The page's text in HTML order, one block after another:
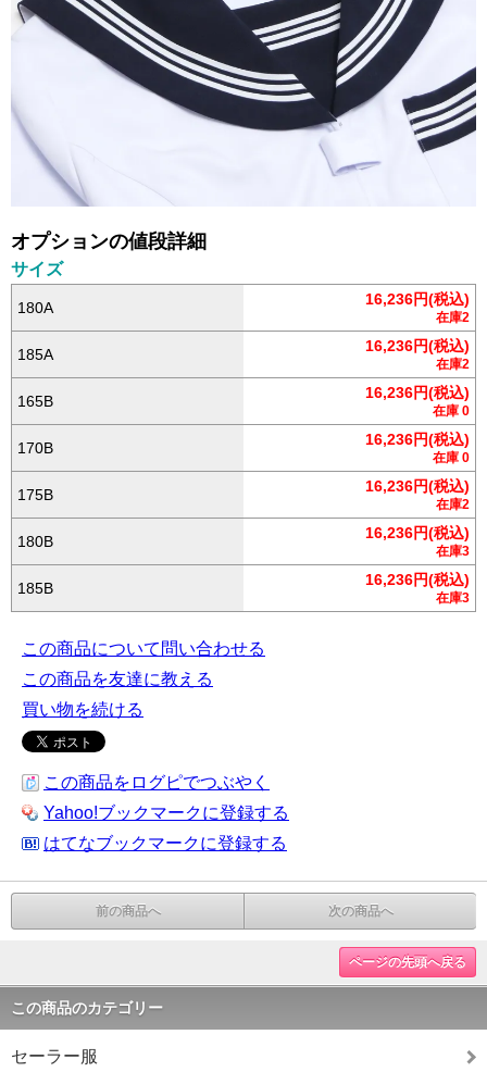
オプションの値段詳細
サイズ
180A 16,236円(税込)
在庫2
185A 16,236円(税込)
在庫2
165B 16,236円(税込)
在庫 0
170B 16,236円(税込)
在庫 0
175B 16,236円(税込)
在庫2
180B 16,236円(税込)
在庫3
185B 16,236円(税込)
在庫3
この商品について問い合わせる
この商品を友達に教える
買い物を続ける
この商品をログピでつぶやく
Yahoo!ブックマークに登録する
はてなブックマークに登録する
前の商品へ 次の商品へ
ページの先頭へ戻る
この商品のカテゴリー
セーラー服